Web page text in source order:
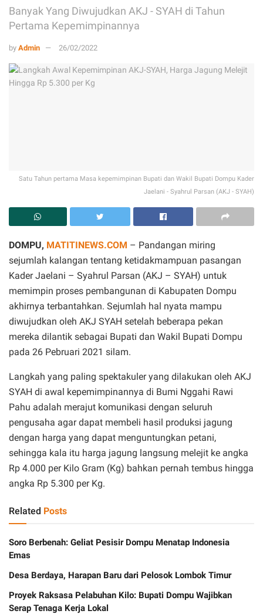
Banyak Yang Diwujudkan AKJ - SYAH di Tahun
Pertama Kepemimpinannya
by Admin 26/02/2022
Satu Tahun pertama Masa kepemimpinan Bupati dan Wakil Bupati Dompu Kader
Jaelani - Syahrul Parsan (AKJ - SYAH)
DOMPU, MATITINEWS.COM – Pandangan miring
sejumlah kalangan tentang ketidakmampuan pasangan
Kader Jaelani – Syahrul Parsan (AKJ – SYAH) untuk
memimpin proses pembangunan di Kabupaten Dompu
akhirnya terbantahkan. Sejumlah hal nyata mampu
diwujudkan oleh AKJ SYAH setelah beberapa pekan
mereka dilantik sebagai Bupati dan Wakil Bupati Dompu
pada 26 Pebruari 2021 silam.
Langkah yang paling spektakuler yang dilakukan oleh AKJ
SYAH di awal kepemimpinannya di Bumi Nggahi Rawi
Pahu adalah merajut komunikasi dengan seluruh
pengusaha agar dapat membeli hasil produksi jagung
dengan harga yang dapat menguntungkan petani,
sehingga kala itu harga jagung langsung melejit ke angka
Rp 4.000 per Kilo Gram (Kg) bahkan pernah tembus hingga
angka Rp 5.300 per Kg.
Related Posts
Soro Berbenah: Geliat Pesisir Dompu Menatap Indonesia
Emas
Desa Berdaya, Harapan Baru dari Pelosok Lombok Timur
Proyek Raksasa Pelabuhan Kilo: Bupati Dompu Wajibkan
Serap Tenaga Kerja Lokal